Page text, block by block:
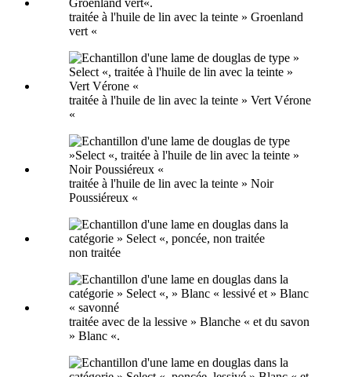
traitée à l'huile de lin avec la teinte » Groenland
vert «
traitée à l'huile de lin avec la teinte » Vert Vérone
«
traitée à l'huile de lin avec la teinte » Noir
Poussiéreux «
non traitée
traitée avec de la lessive » Blanche « et du savon
» Blanc «.